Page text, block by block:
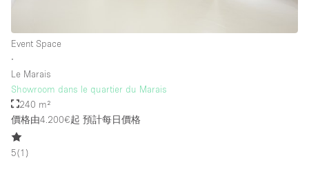
Event Space
∙
Le Marais
Showroom dans le quartier du Marais
240 m²
價格由4.200€起 預計每日價格
5(1 )